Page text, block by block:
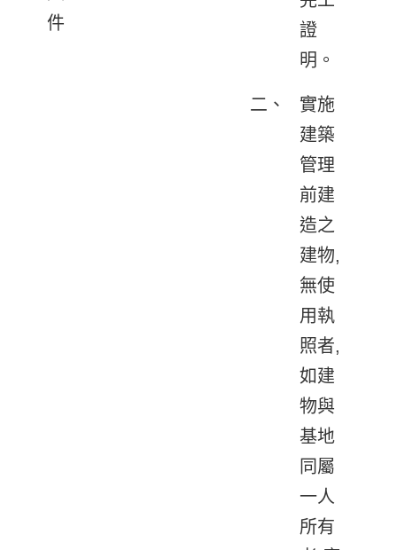
件
證
明。
二、
實施
建築
管理
前建
造之
建物,
無使
用執
照者,
如建
物與
基地
同屬
一人
所有